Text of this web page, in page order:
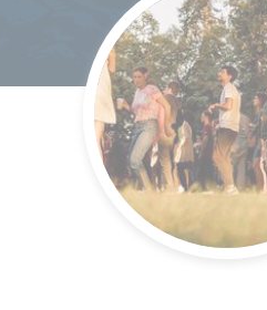
: animations et
: visites et balades
dans la lande du Crano
Pôles culturels et